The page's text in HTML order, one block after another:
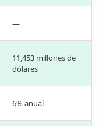
—
11,453 millones de
dólares
6% anual